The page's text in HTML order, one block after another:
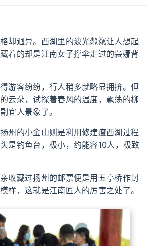
却迥异。西湖里的波光粼粼让人想起
着的却是江南女子撑伞走过的袅娜背
游客纷纷，行人稍多就略显拥挤。但
云朵，试探着春风的温度，飘荡的柳
宜人景象了。
州的小金山则是利用修建瘦西湖过程
是钓鱼台，极小，约能容10人，极致
收藏过扬州的邮票便是用五亭桥作封
样，这就是江南匠人的厉害之处了。